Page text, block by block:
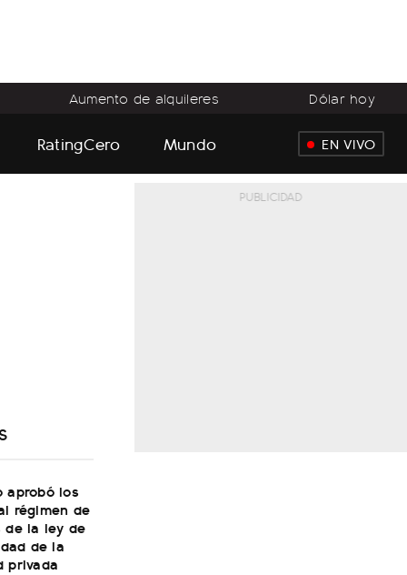
Aumento de alquileres Dólar hoy
RatingCero Mundo EN VIVO
aprobó los
régimen de
de la ley de
de la
privada